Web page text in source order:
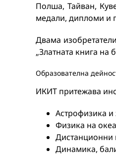
Полша, Тайван,
медали, дипломи и
Двама
„Златната книга на
Образователна
ИКИТ притежава
Астрофизика и
Физика на
Дистанционни
Динамика,